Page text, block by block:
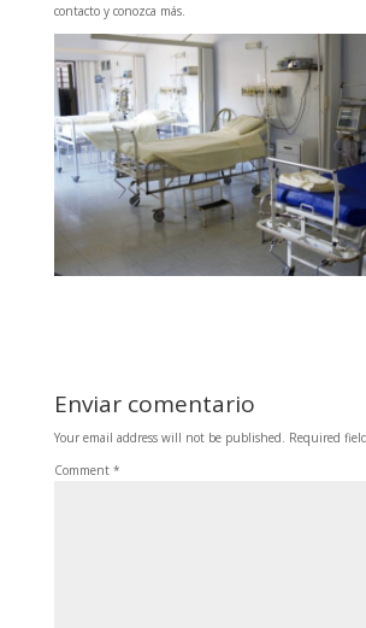
contacto y conozca más.
Enviar comentario
Your email address will not be published. Required
Comment *